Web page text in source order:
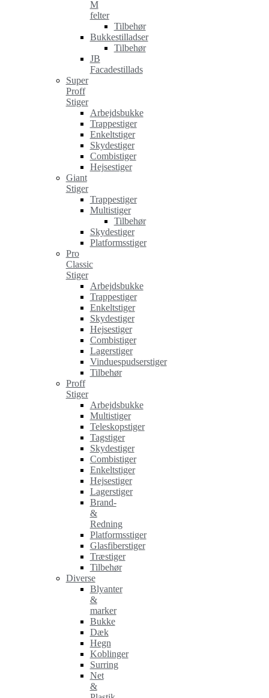
M
felter
Tilbehør
Bukkestilladser
Tilbehør
JB
Facadestillads
Super
Proff
Stiger
Arbejdsbukke
Trappestiger
Enkeltstiger
Skydestiger
Combistiger
Hejsestiger
Giant
Stiger
Trappestiger
Multistiger
Tilbehør
Skydestiger
Platformsstiger
Pro
Classic
Stiger
Arbejdsbukke
Trappestiger
Enkeltstiger
Skydestiger
Hejsestiger
Combistiger
Lagerstiger
Vinduespudserstiger
Tilbehør
Proff
Stiger
Arbejdsbukke
Multistiger
Teleskopstiger
Tagstiger
Skydestiger
Combistiger
Enkeltstiger
Hejsestiger
Lagerstiger
Brand-
&
Redning
Platformsstiger
Glasfiberstiger
Træstiger
Tilbehør
Diverse
Blyanter
&
marker
Bukke
Dæk
Hegn
Koblinger
Surring
Net
&